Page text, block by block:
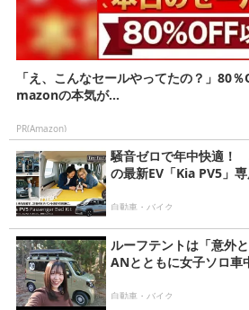
「え、こんなセールやってたの？」80
mazonの本気が...
PR(Amazon)
騒音ゼロで年中快適！
の最新EV「Kia PV5」
自動車・バイク
ルーフテントは「意外
ANとともに女子ソロ車
自動車・バイク